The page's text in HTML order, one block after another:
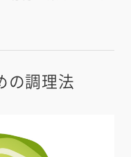
の調理法